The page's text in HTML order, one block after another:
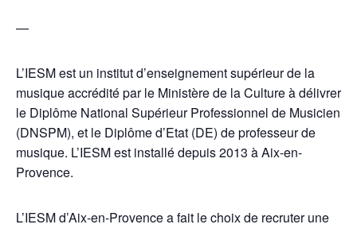
—
L’IESM est un institut d’enseignement supérieur de la
musique accrédité par le Ministère de la Culture à délivrer
le Diplôme National Supérieur Professionnel de Musicien
(DNSPM), et le Diplôme d’Etat (DE) de professeur de
musique. L’IESM est installé depuis 2013 à Aix-en-
Provence.
L’IESM d’Aix-en-Provence a fait le choix de recruter une